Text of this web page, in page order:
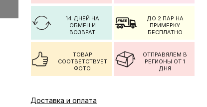
14 ДНЕЙ НА
ОБМЕН И
ВОЗВРАТ
ДО 2 ПАР НА
ПРИМЕРКУ
БЕСПЛАТНО
ТОВАР
СООТВЕТСТВУЕТ
ФОТО
ОТПРАВЯЛЕМ В
РЕГИОНЫ ОТ 1
ДНЯ
Доставка и оплата